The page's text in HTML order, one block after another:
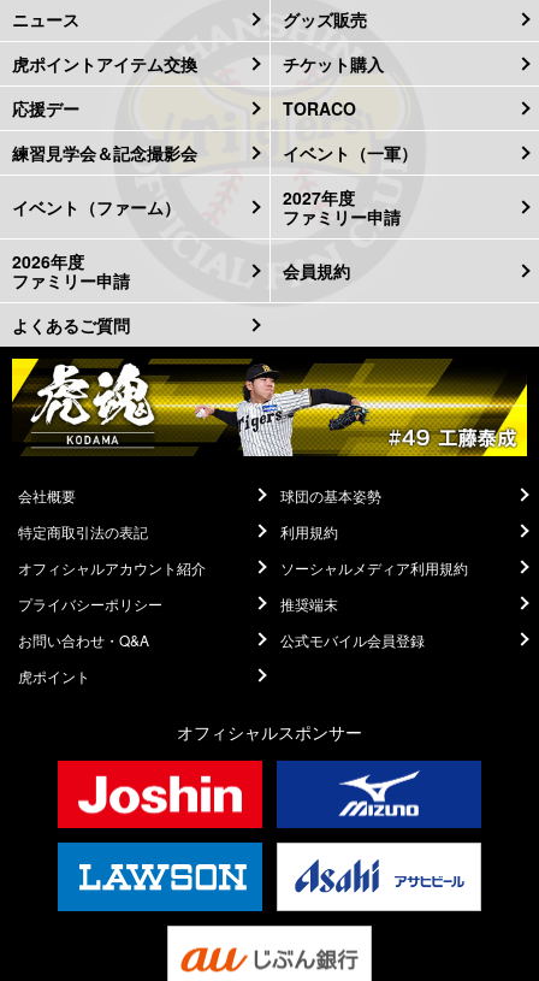
ニュース
グッズ販売
虎ポイントアイテム交換
チケット購入
応援デー
TORACO
練習見学会＆記念撮影会
イベント（一軍）
イベント（ファーム）
2027年度
ファミリー申請
2026年度
ファミリー申請
会員規約
よくあるご質問
会社概要
球団の基本姿勢
特定商取引法の表記
利用規約
オフィシャルアカウント紹介
ソーシャルメディア利用規約
プライバシーポリシー
推奨端末
お問い合わせ・Q&A
公式モバイル会員登録
虎ポイント
オフィシャルスポンサー